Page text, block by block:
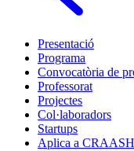
Presentació
Programa
Convocatòria de
Professorat
Projectes
Col·laboradors
Startups
Aplica a